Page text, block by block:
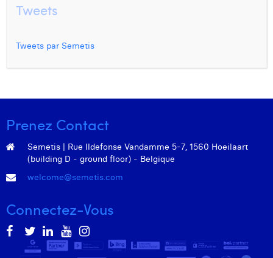
Tweets
Tweets par Semetis
Prenez Contact
Semetis | Rue Ildefonse Vandamme 5-7, 1560 Hoeilaart
(building D - ground floor) - Belgique
welcome@semetis.com
Connectez-Vous